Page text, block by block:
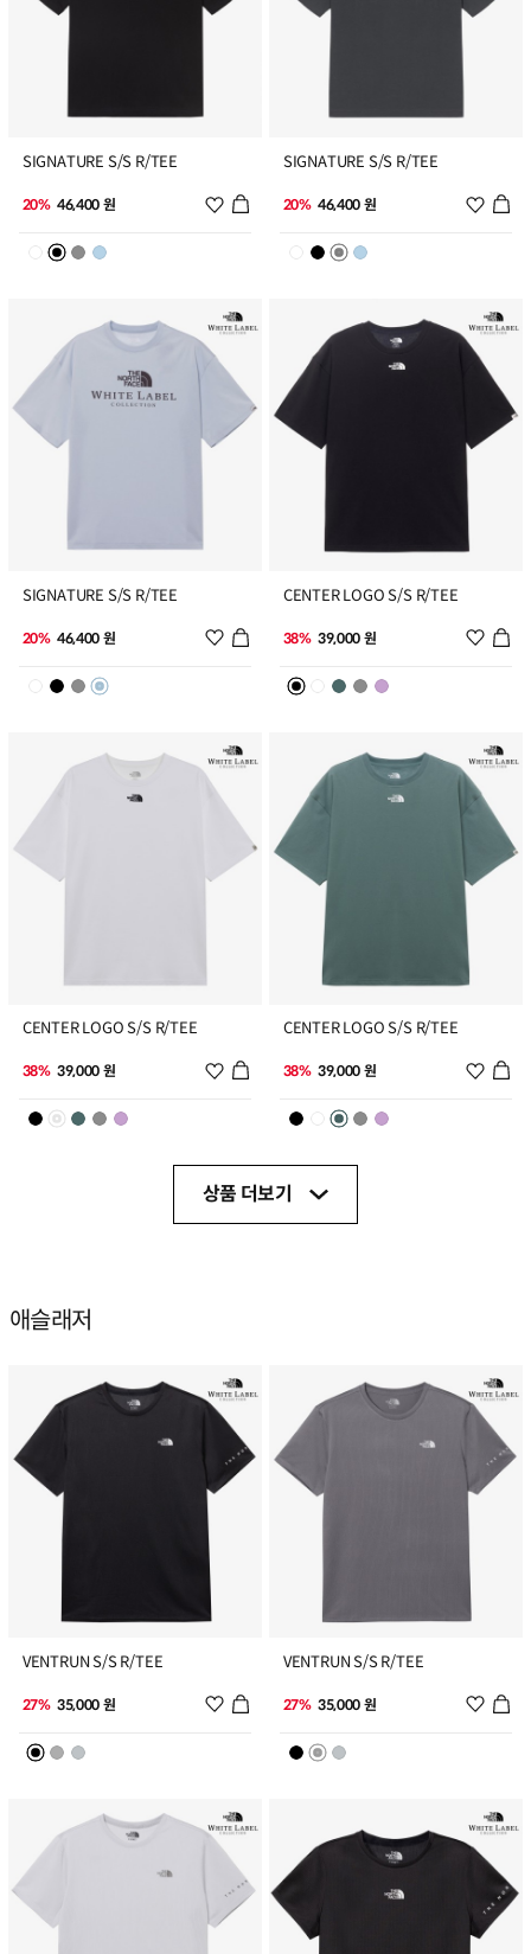
SIGNATURE S/S R/TEE
46,400 원
20% 위시리스트 추가
SIGNATURE S/S R/TEE
46,400 원
20% 위시
SIGNATURE S/S R/TEE
46,400 원
20% 위시리스트 추가
CENTER LOGO S/S R/TEE
39,000 원
38% 위시
CENTER LOGO S/S R/TEE
39,000 원
38% 위시리스트 추가
CENTER LOGO S/S R/TEE
39,000 원
38% 위시
상품 더보기
애슬래저
VENTRUN S/S R/TEE
35,000 원
27% 위시리스트 추가
VENTRUN S/S R/TEE
35,000 원
27% 위시